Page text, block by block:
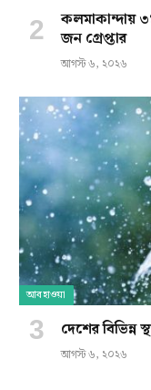
কলমাকান্দায়
জন গ্রেপ্তার
আগস্ট ৬, ২০২৬
আবহাওয়া
দেশের বিভিন্ন
আগস্ট ৬, ২০২৬